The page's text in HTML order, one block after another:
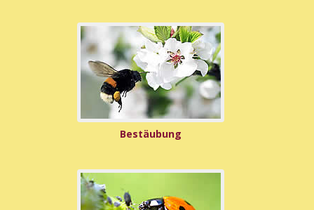
Bestäubung